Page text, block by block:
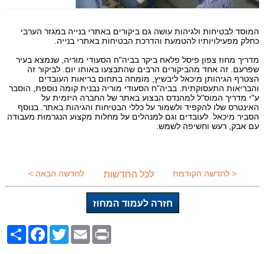
המוסד לבטיחות ולגיהות עושה גם ביקורים באתרי בנייה במגזר הערבי
כחלק מפעילויותיו להטמעת והדרכת הבטיחות באתרי בנייה.
מדריך מחוז צפון פיסל פלאח ביקר בביה"ח הסעודי מוריה, שנמצא בעיר
שפרעם. זה אחד מהביקורים הרבים שהתבצעו באותו יום. לביקור זה
הצטרף הגיהותן מיכאל ליבשיץ, מומחה בתחום בריאות העובדים
והבריאות התעסוקתית. בביה"ח הסעודי מוריה נבנית קומה נוספת, הוסבר
ע"י מדריך המוס"ל למהנדס הבצוע באתר של החברה היזמית על
האינטרס שלו להקפיד ולשמור על כללי הבטיחות והגיהות באתר. בנוסף
הסביר מיכאל לעובדים וגם למנהלים על מחלות מקצוע הנגרמות מעבודה
עם אבק, רעש וחשיפה לשמש.
< לחדשה הקודמת לכל החדשות לחדשה הבאה >
חזרה לעמוד המחוז
ShareFacebookTwitter Email Print